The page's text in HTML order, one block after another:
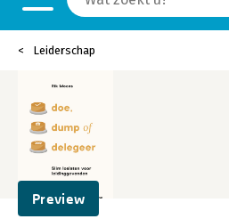
Leiderschap
Preview